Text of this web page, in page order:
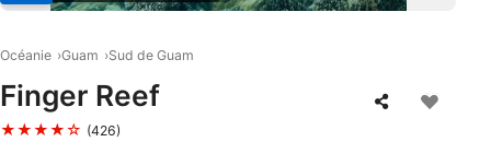
Océanie Guam Sud de Guam
Finger Reef
★★★★☆ (426)